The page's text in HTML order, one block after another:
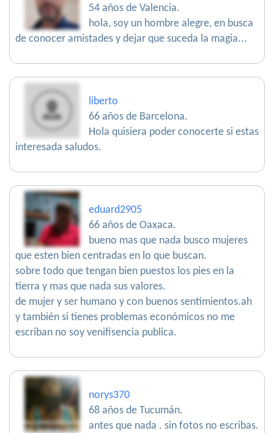
54 años de Valencia.
hola, soy un hombre alegre, en busca
de conocer amistades y dejar que suceda la magia...
liberto
66 años de Barcelona.
Hola quisiera poder conocerte si estas
interesada saludos.
eduard2905
66 años de Oaxaca.
bueno mas que nada busco mujeres
que esten bien centradas en lo que buscan.
sobre todo que tengan bien puestos los pies en la
tierra y mas que nada sus valores.
de mujer y ser humano y con buenos sentimientos.ah
y también si tienes problemas económicos no me
escriban no soy venifisencia publica.
norys370
68 años de Tucumán.
antes que nada . sin fotos no escribas.